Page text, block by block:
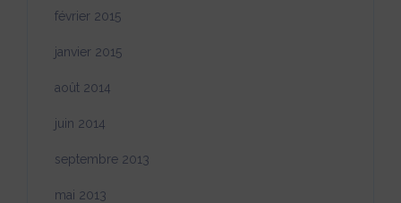
février 2015
janvier 2015
août 2014
juin 2014
septembre 2013
mai 2013